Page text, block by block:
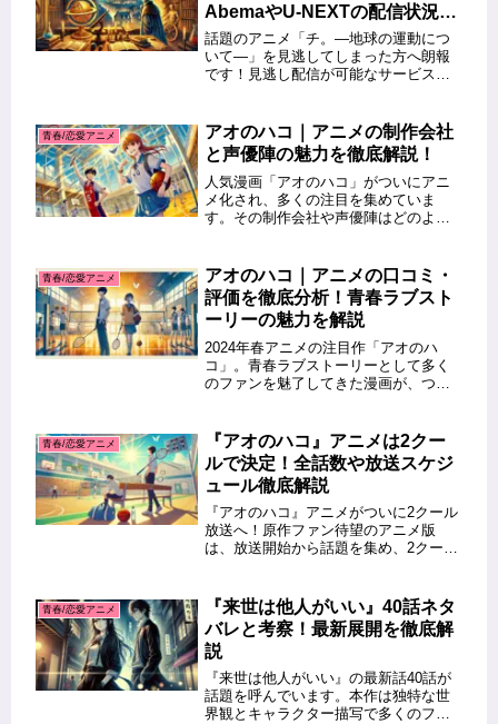
AbemaやU-NEXTの配信状況
は？
話題のアニメ「チ。―地球の運動につ
いて―」を見逃してしまった方へ朗報
です！見逃し配信が可能なサービスを
配信サービスでの配信状況が気になる
方も多いのではないでしょう...
青春/恋愛アニメ
アオのハコ｜アニメの制作会社
と声優陣の魅力を徹底解説！
人気漫画「アオのハコ」がついにアニ
メ化され、多くの注目を集めていま
す。その制作会社や声優陣はどのよう
掛ける制作会社の特徴や過去作品、キ
ャラクターに命を吹き込む声優陣の実
績や...
青春/恋愛アニメ
アオのハコ｜アニメの口コミ・
評価を徹底分析！青春ラブスト
ーリーの魅力を解説
2024年春アニメの注目作「アオのハ
コ」。青春ラブストーリーとして多く
のファンを魅了してきた漫画が、つい
評価を徹底的に分析し、その魅力や注
目点について解説します。視聴を迷っ
て...
青春/恋愛アニメ
『アオのハコ』アニメは2クー
ルで決定！全話数や放送スケジ
ュール徹底解説
『アオのハコ』アニメがついに2クール
放送へ！原作ファン待望のアニメ版
は、放送開始から話題を集め、2クール
らなる見どころについて詳しく解説し
ます。最後までお読みください！ こ...
青春/恋愛アニメ
『来世は他人がいい』40話ネタ
バレと考察！最新展開を徹底解
説
『来世は他人がいい』の最新話40話が
話題を呼んでいます。本作は独特な世
界観とキャラクター描写で多くのファ